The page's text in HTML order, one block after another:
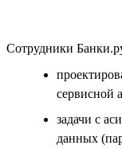
Сотрудники
сервисной
задачи с
данных